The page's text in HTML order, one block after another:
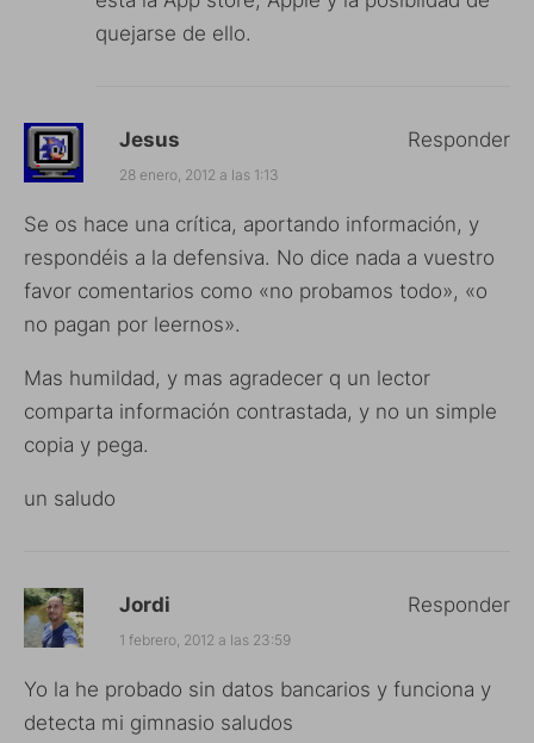
quejarse de ello.
Jesus
28 enero, 2012 a las 1:13
Se os hace una crítica, aportando información, y
respondéis a la defensiva. No dice nada a vuestro
favor comentarios como «no probamos todo», «o
no pagan por leernos».
Mas humildad, y mas agradecer q un lector
comparta información contrastada, y no un simple
copia y pega.
un saludo
Responder
Jordi
1 febrero, 2012 a las 23:59
Yo la he probado sin datos bancarios y funciona y
detecta mi gimnasio saludos
Responder